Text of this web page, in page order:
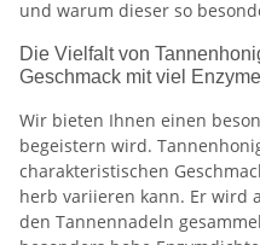
und warum dieser so
Die Vielfalt von
Geschmack mit viel
Wir bieten Ihnen einen
begeistern wird.
charakteristischen
herb variieren kann. Er wird
den Tannennadeln